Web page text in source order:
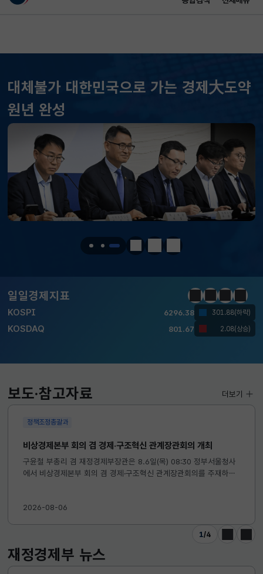
대체불가 대한민국으로 가는 경제大도약
원년 완성
정지 이전 다음
일일경제지표
KOSPI 6296.38 301.88(하락)
KOSDAQ
국고채(3년) 3.742 0.073(상승)
달러-원 1424.9000 0.2000(상승)
KOSPI 6296.38 301.88(하락)
KOSDAQ 801.67 2.08(상승)
KOSPI 6296.38 301.88(하락)
KOSDAQ 801.67 2.08(상승)
국고채(3년)
정지이전다음일일경
보도·참고자료
정책조정총괄과
비상경제본부 회의 겸 경제·구조혁신 관계장관회의 개최
구윤철 부총리 겸 재정경제부장관은 8.6일(목) 08:30 정부서울청사
에서 비상경제본부 회의 겸 경제·구조혁신 관계장관회의를 주재하였
2026-08-06
1/4
이전 다음
더보기
재정경제부 뉴스